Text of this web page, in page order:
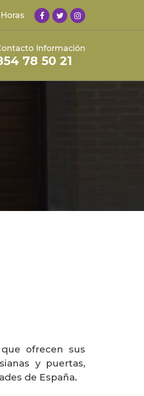
Información
78 50 21
ofrecen sus
y puertas,
de España.